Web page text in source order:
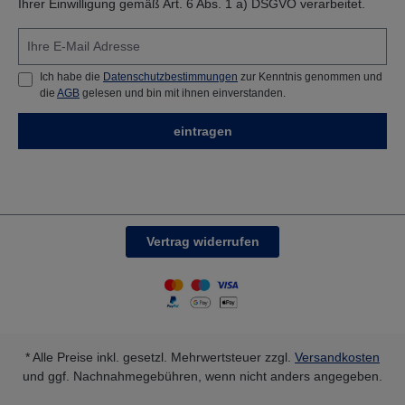
direkter Sonneneinstrahlung schützen. Außer
Ihrer Einwilligung gemäß Art. 6 Abs. 1 a) DSGVO verarbeitet.
Ich habe die Datenschutzbestimmungen zur Kenntnis genommen und
die AGB gelesen und bin mit ihnen einverstanden.
eintragen
Vertrag widerrufen
* Alle Preise inkl. gesetzl. Mehrwertsteuer zzgl. Versandkosten
und ggf. Nachnahmegebühren, wenn nicht anders angegeben.